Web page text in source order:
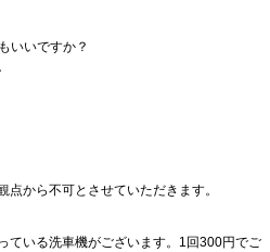
いいですか？
から不可とさせていただきます。
ている洗車機がございます。1回300円でご